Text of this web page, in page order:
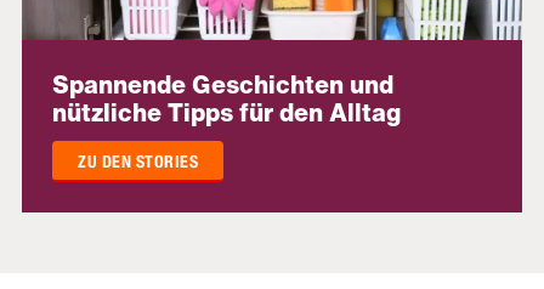
Spannende Geschichten und
nützliche Tipps für den Alltag
ZU DEN STORIES